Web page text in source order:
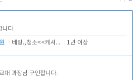
니다.
베팅.,청소<<캐셔 모셔봅니다. 1년 이상
대 과장님 구인합니다.